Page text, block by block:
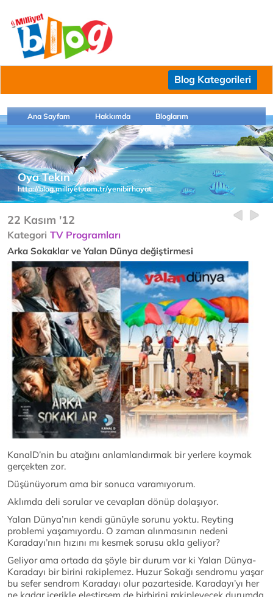
Blog Kategorileri
Ana Sayfam Hakkımda Bloglarım
Oya Tekin
http://blog.milliyet.com.tr/yenibirhayat
22 Kasım '12
Kategori TV Programları
Arka Sokaklar ve Yalan Dünya değiştirmesi
KanalD’nin bu atağını anlamlandırmak bir yerlere koymak
gerçekten zor.
Düşünüyorum ama bir sonuca varamıyorum.
Aklımda deli sorular ve cevapları dönüp dolaşıyor.
Yalan Dünya’nın kendi günüyle sorunu yoktu. Reyting
problemi yaşamıyordu. O zaman alınmasının nedeni
Karadayı’nın hızını mı kesmek sorusu akla geliyor?
Geliyor ama ortada da şöyle bir durum var ki Yalan Dünya-
Karadayı bir birini rakiplemez. Huzur Sokağı sendromu yaşar
bu sefer sendrom Karadayı olur pazarteside. Karadayı’yı her